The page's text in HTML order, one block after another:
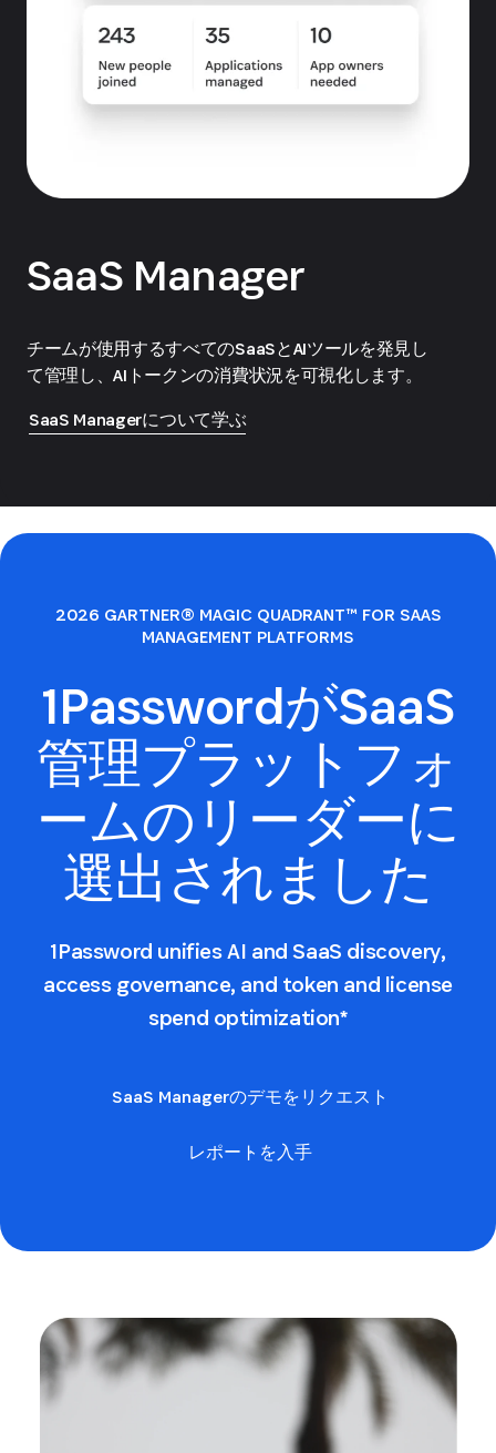
SaaS Manager
チームが使用するすべてのSaaSとAIツールを発見し
て管理し、AIトークンの消費状況を可視化します。
SaaS Managerについて学ぶ
2026 GARTNER® MAGIC QUADRANT™ FOR SAAS
MANAGEMENT PLATFORMS
1PasswordがSaaS
管理プラットフォ
ームのリーダーに
選出されました
1Password unifies AI and SaaS discovery,
access governance, and token and license
spend optimization*
SaaS Managerのデモをリクエスト
レポートを入手